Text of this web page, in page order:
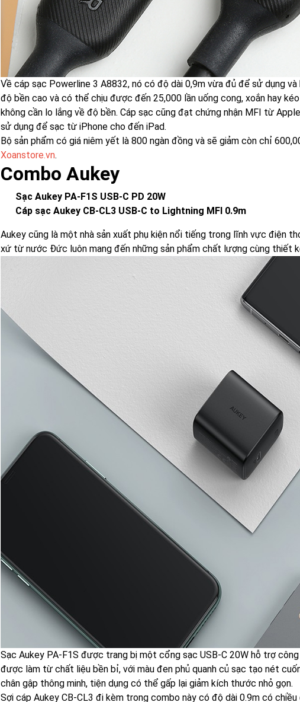
Về cáp sạc Powerline 3 A8832, nó có độ dài 0,9m vừa đủ để sử dụng
độ bền cao và có thể chịu được đến 25,000 lần uống cong, xoắn hay
không cần lo lắng về độ bền. Cáp sạc cũng đạt chứng nhận MFI từ
sử dụng để sạc từ iPhone cho đến iPad.
Bộ sản phẩm có giá niêm yết là 800 ngàn đồng và sẽ giảm còn chỉ
Xoanstore.vn.
Combo Aukey
Sạc Aukey PA-F1S USB-C PD 20W
Cáp sạc Aukey CB-CL3 USB-C to Lightning MFI 0.9m
Aukey cũng là một nhà sản xuất phụ kiện nổi tiếng trong lĩnh vực điện
xứ từ nước Đức luôn mang đến những sản phẩm chất lượng cùng thiết
Sạc Aukey PA-F1S được trang bị một cổng sạc USB-C 20W hỗ trợ
được làm từ chất liệu bền bỉ, với màu đen phủ quanh củ sạc tạo nét
chân gập thông minh, tiện dụng có thể gấp lại giảm kích thước nhỏ gọn.
Sợi cáp Aukey CB-CL3 đi kèm trong combo này có độ dài 0.9m có